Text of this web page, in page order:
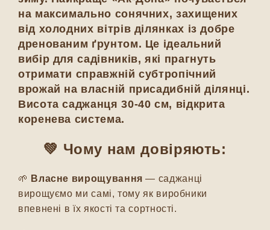
на максимально сонячних, захищених
від холодних вітрів ділянках із добре
дренованим ґрунтом. Це ідеальний
вибір для садівників, які прагнуть
отримати справжній субтропічний
врожай на власній присадибній ділянці.
Висота саджанця 30-40 см, відкрита
коренева система.
💚 Чому нам довіряють:
🌱 Власне вирощування — саджанці
вирощуємо ми самі, тому як виробники
впевнені в їх якості та сортності.